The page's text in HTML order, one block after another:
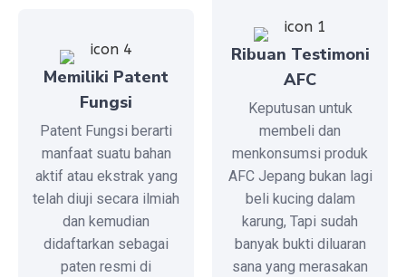
Memiliki Patent
Fungsi
Patent Fungsi berarti
manfaat suatu bahan
aktif atau ekstrak yang
telah diuji secara ilmiah
dan kemudian
didaftarkan sebagai
paten resmi di
Ribuan Testimoni
AFC
Keputusan untuk
membeli dan
menkonsumsi produk
AFC Jepang bukan lagi
beli kucing dalam
karung, Tapi sudah
banyak bukti diluaran
sana yang merasakan